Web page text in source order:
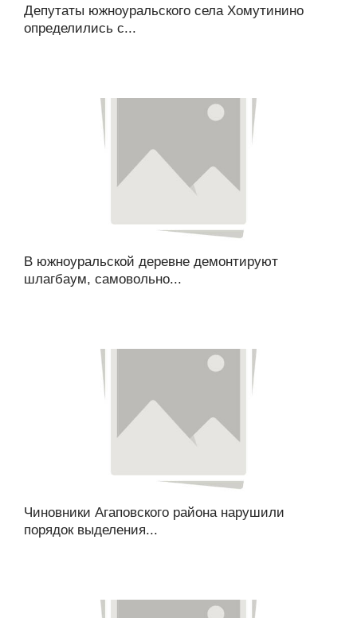
Депутаты южноуральского села Хомутинино
определились с...
В южноуральской деревне демонтируют
шлагбаум, самовольно...
Чиновники Агаповского района нарушили
порядок выделения...